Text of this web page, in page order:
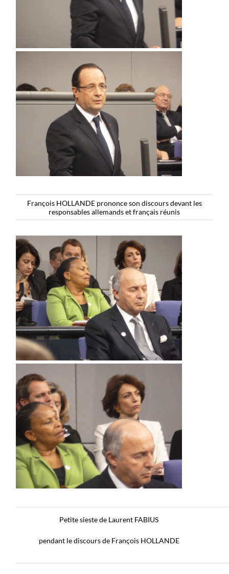
François HOLLANDE prononce son discours devant les
responsables allemands et français réunis
Petite sieste de Laurent FABIUS
pendant le discours de François HOLLANDE